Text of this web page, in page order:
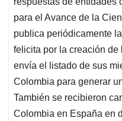
para el Avance de la
publica periódicamente
felicita por la creación
envía el listado de sus
Colombia para generar
También se recibieron
Colombia en España en